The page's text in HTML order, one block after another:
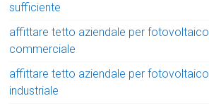
sufficiente
affittare tetto aziendale per
commerciale
affittare tetto aziendale per
industriale